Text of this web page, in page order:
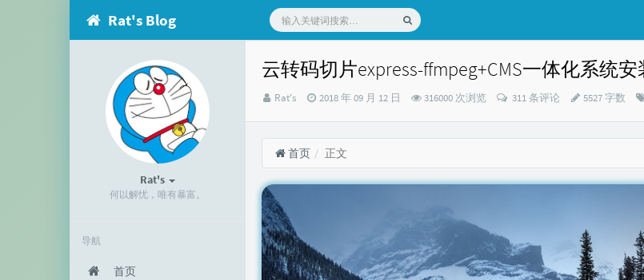
Rat's Blog
Rat's
何以解忧，唯有暴富。
导航
首页
云转码切片express-ffmpeg+CMS一体化系统
博
Rat's
发
时
间：
2018 年 09 月 12 日 316000 次浏览 311 条评论 5527 字数
首页 正文